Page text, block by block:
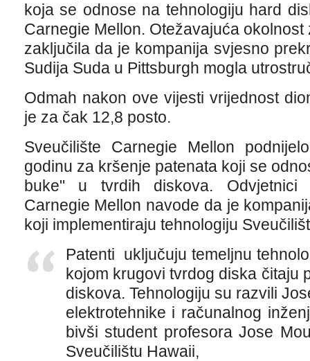
koja se odnose na tehnologiju hard
Carnegie Mellon. Otežavajuća
zaključila da je kompanija svjesno
Sudija Suda u Pittsburgh mogla
Odmah nakon ove vijesti vrijednost
je za čak 12,8 posto.
Sveučilište Carnegie Mellon
godinu za kršenje patenata koji se
buke" u tvrdih diskova. Odvjetnici
Carnegie Mellon navode da je
koji implementiraju tehnologiju
Patenti uključuju temeljnu
kojom krugovi tvrdog diska čitaju
diskova. Tehnologiju su razvili
elektrotehnike i računalnog
bivši student profesora Jose
Sveučilištu Hawaii,